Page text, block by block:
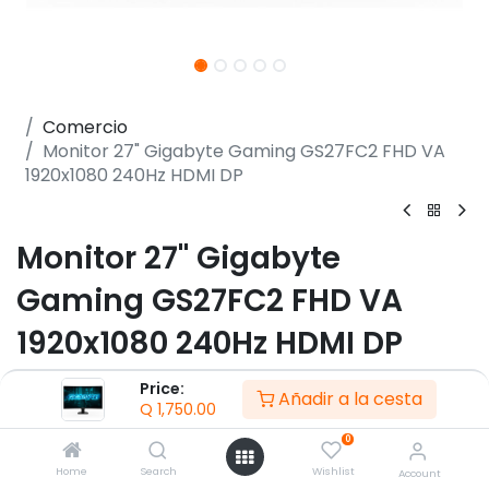
Price:
Q 1,750.00 Añadir a la cesta
Home Search
0
Wishlist Account
Comercio
Monitor 27" Gigabyte Gaming GS27FC2 FHD VA
1920x1080 240Hz HDMI DP
Monitor 27" Gigabyte
Gaming GS27FC2 FHD VA
1920x1080 240Hz HDMI DP
(0 reseña)
- Pantalla (diagonal) 27" VA LED 1500R
- Resolución de 1920 x 1080 (FHD)
- Tasa de refresco 240 Hz